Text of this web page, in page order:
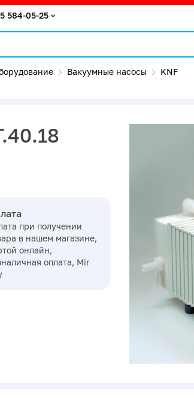
584-05-25
Вакуумные насосы KNF
при получении
в нашем магазине,
онлайн,
оплата, Mir